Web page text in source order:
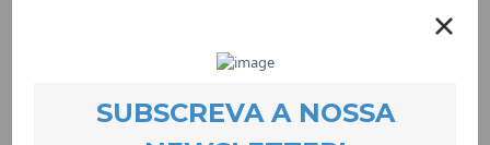
realizou duas sessões com as crianças do Jardim de Infância